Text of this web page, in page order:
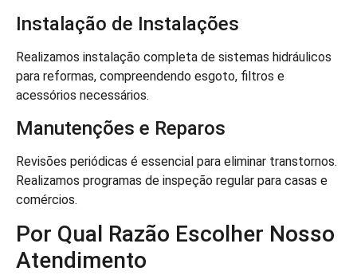
Instalação de Instalações
Realizamos instalação completa de sistemas hidráulicos
para reformas, compreendendo esgoto, filtros e
acessórios necessários.
Manutenções e Reparos
Revisões periódicas é essencial para eliminar transtornos.
Realizamos programas de inspeção regular para casas e
comércios.
Por Qual Razão Escolher Nosso
Atendimento